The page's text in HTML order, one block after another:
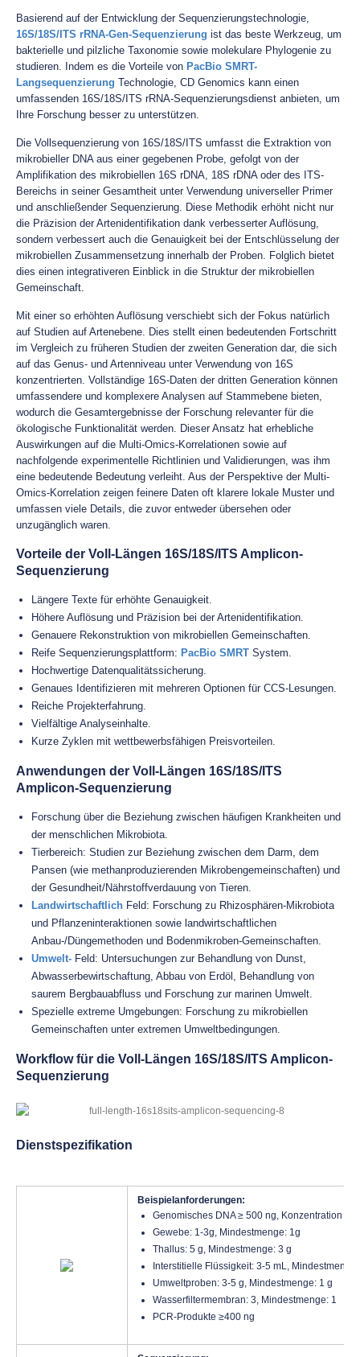
Basierend auf der Entwicklung der Sequenzierungstechnologie,
16S/18S/ITS rRNA-Gen-Sequenzierung ist das beste Werkzeug, um
bakterielle und pilzliche Taxonomie sowie molekulare Phylogenie zu
studieren. Indem es die Vorteile von PacBio SMRT-
Langsequenzierung Technologie, CD Genomics kann einen
umfassenden 16S/18S/ITS rRNA-Sequenzierungsdienst anbieten, um
Ihre Forschung besser zu unterstützen.
Die Vollsequenzierung von 16S/18S/ITS umfasst die Extraktion von
mikrobieller DNA aus einer gegebenen Probe, gefolgt von der
Amplifikation des mikrobiellen 16S rDNA, 18S rDNA oder des ITS-
Bereichs in seiner Gesamtheit unter Verwendung universeller Primer
und anschließender Sequenzierung. Diese Methodik erhöht nicht nur
die Präzision der Artenidentifikation dank verbesserter Auflösung,
sondern verbessert auch die Genauigkeit bei der Entschlüsselung der
mikrobiellen Zusammensetzung innerhalb der Proben. Folglich bietet
dies einen integrativeren Einblick in die Struktur der mikrobiellen
Gemeinschaft.
Mit einer so erhöhten Auflösung verschiebt sich der Fokus natürlich
auf Studien auf Artenebene. Dies stellt einen bedeutenden Fortschritt
im Vergleich zu früheren Studien der zweiten Generation dar, die sich
auf das Genus- und Artenniveau unter Verwendung von 16S
konzentrierten. Vollständige 16S-Daten der dritten Generation können
umfassendere und komplexere Analysen auf Stammebene bieten,
wodurch die Gesamtergebnisse der Forschung relevanter für die
ökologische Funktionalität werden. Dieser Ansatz hat erhebliche
Auswirkungen auf die Multi-Omics-Korrelationen sowie auf
nachfolgende experimentelle Richtlinien und Validierungen, was ihm
eine bedeutende Bedeutung verleiht. Aus der Perspektive der Multi-
Omics-Korrelation zeigen feinere Daten oft klarere lokale Muster und
umfassen viele Details, die zuvor entweder übersehen oder
unzugänglich waren.
Vorteile der Voll-Längen 16S/18S/ITS Amplicon-
Sequenzierung
Längere Texte für erhöhte Genauigkeit.
Höhere Auflösung und Präzision bei der Artenidentifikation.
Genauere Rekonstruktion von mikrobiellen Gemeinschaften.
Reife Sequenzierungsplattform: PacBio SMRT System.
Hochwertige Datenqualitätssicherung.
Genaues Identifizieren mit mehreren Optionen für CCS-Lesungen.
Reiche Projekterfahrung.
Vielfältige Analyseinhalte.
Kurze Zyklen mit wettbewerbsfähigen Preisvorteilen.
Anwendungen der Voll-Längen 16S/18S/ITS
Amplicon-Sequenzierung
Forschung über die Beziehung zwischen häufigen Krankheiten und
der menschlichen Mikrobiota.
Tierbereich: Studien zur Beziehung zwischen dem Darm, dem
Pansen (wie methanproduzierenden Mikrobengemeinschaften) und
der Gesundheit/Nährstoffverdauung von Tieren.
Landwirtschaftlich Feld: Forschung zu Rhizosphären-Mikrobiota
und Pflanzeninteraktionen sowie landwirtschaftlichen
Anbau-/Düngemethoden und Bodenmikroben-Gemeinschaften.
Umwelt- Feld: Untersuchungen zur Behandlung von Dunst,
Abwasserbewirtschaftung, Abbau von Erdöl, Behandlung von
saurem Bergbauabfluss und Forschung zur marinen Umwelt.
Spezielle extreme Umgebungen: Forschung zu mikrobiellen
Gemeinschaften unter extremen Umweltbedingungen.
Workflow für die Voll-Längen 16S/18S/ITS Amplicon-
Sequenzierung
Dienstspezifikation
Beispielanforderungen:
Genomisches DNA ≥ 500 ng, Konzentration ≥
Gewebe: 1-3g, Mindestmenge: 1g
Thallus: 5 g, Mindestmenge: 3 g
Interstitielle Flüssigkeit: 3-5 mL,
Umweltproben: 3-5 g, Mindestmenge: 1 g
Wasserfiltermembran: 3, Mindestmenge: 1
PCR-Produkte ≥400 ng